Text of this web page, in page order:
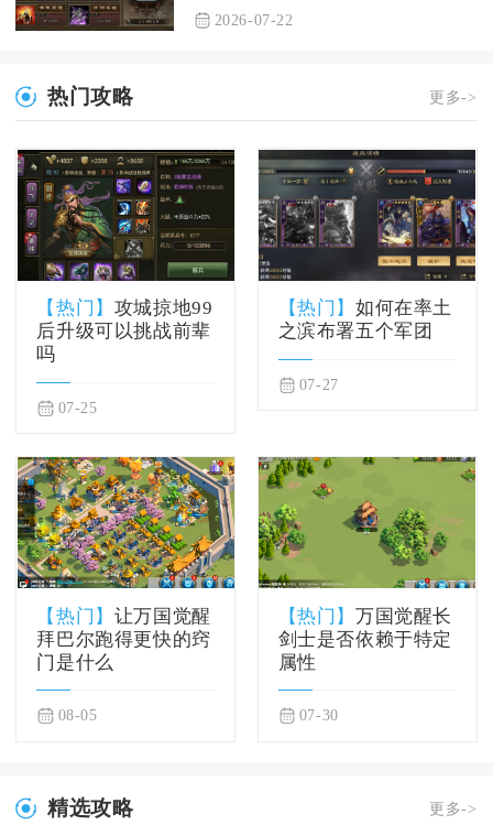
2026-07-22
热门攻略 更多->
【热门】 攻城掠地99
后升级可以挑战前辈
吗
07-25
【热门】如何在率土
之滨布署五个军团
07-27
【热门】 让万国觉醒
拜巴尔跑得更快的窍
门是什么
08-05
【热门】万国觉醒长
剑士是否依赖于特定
属性
07-30
精选攻略 更多->